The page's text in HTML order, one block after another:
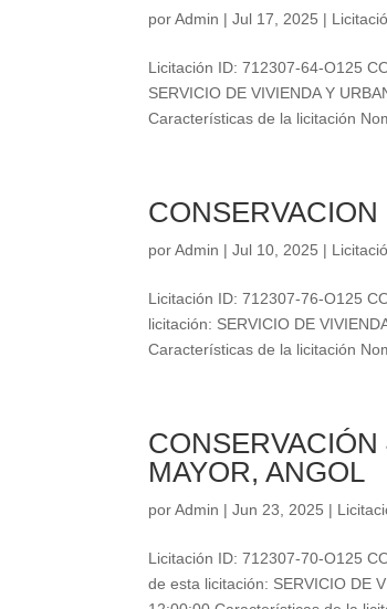
porAdmin |Jul 17, 2025 |
Licitación ID: 712307-64-O125
SERVICIO DE VIVIENDA Y
Características de la licitación
porAdmin |Jul 10, 2025 |
Licitación ID: 712307-76-O125
licitación: SERVICIO DE
Características de la licitación
MAYOR, ANGOL
porAdmin |Jun 23, 2025 |
Licitación ID: 712307-70-O125
de esta licitación: SERVICIO DE